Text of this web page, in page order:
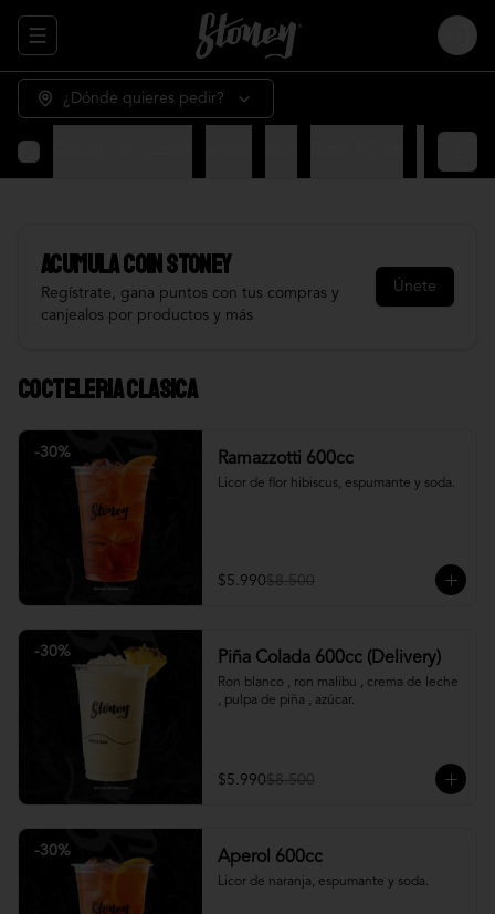
Abrir menu de navegación Login
¿Dónde quieres pedir?
AcumulaCOIN STONEY
Regístrate, gana puntos con tus compras y
canjealos por productos y más
Únete
Cocteleria Clasica
-30% Ramazzotti 600cc
Licor de flor hibiscus, espumante y soda.
$5.990$8.500
-30% Piña Colada 600cc (Delivery)
Ron blanco , ron malibu , crema de leche
, pulpa de piña , azúcar.
$5.990$8.500
-30% Aperol 600cc
Licor de naranja, espumante y soda.